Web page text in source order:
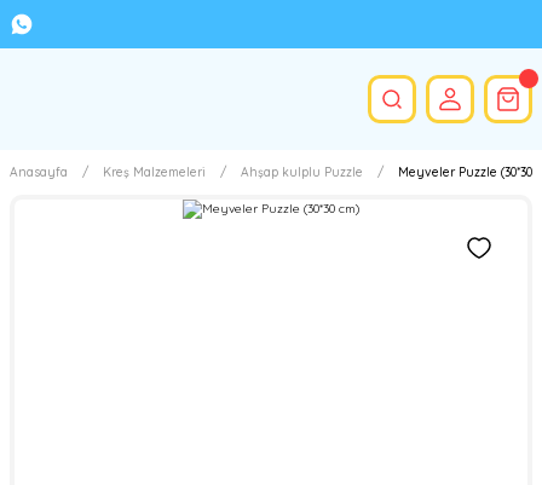
Anasayfa Kreş Malzemeleri Ahşap kulplu Puzzle Meyveler Puzzle (30*30